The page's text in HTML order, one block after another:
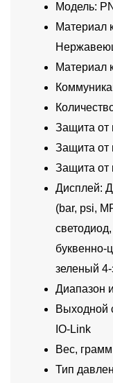
Модель:
Материал
Материал
Защита от
Защита от
Защита от
Дисплей:
(bar, psi,
буквенно-
зеленый
Диапазон
Выходной
IO-Link
Вес,
Тип